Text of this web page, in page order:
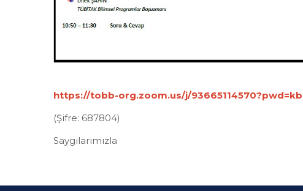
https://tobb-org.zoom.us/j/
(Şifre: 687804)
Saygılarımızla